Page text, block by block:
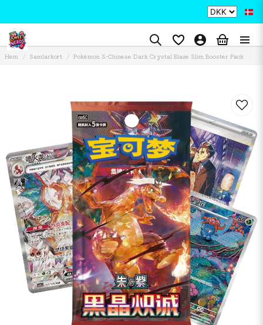
Hem Samlarkort Pokémon S-Chinese Dark Crystal Blaze Slim Booster Pack